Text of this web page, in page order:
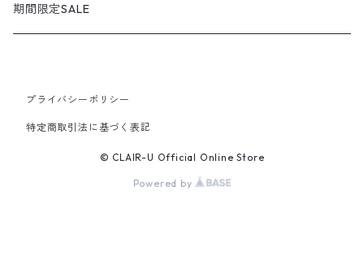
KIZARINA / キザリナ
MICHEL KLEIN / ミッシェルクラン
GEOX / ジェオックス
strap shoes / ストラップシューズ
sneakers / スニーカー
slip-on / スリッポン
広島東洋カープコラボ
期間限定SALE
プライバシーポリシー
特定商取引法に基づく表記
© CLAIR-U Official Online Store
Powered by